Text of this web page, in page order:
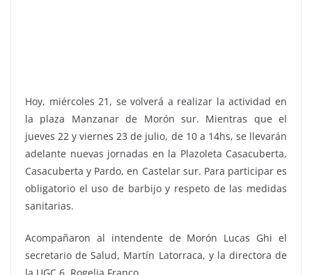
Hoy, miércoles 21, se volverá a realizar la actividad en
la plaza Manzanar de Morón sur. Mientras que el
jueves 22 y viernes 23 de julio, de 10 a 14hs, se llevarán
adelante nuevas jornadas en la Plazoleta Casacuberta,
Casacuberta y Pardo, en Castelar sur. Para participar es
obligatorio el uso de barbijo y respeto de las medidas
sanitarias.
Acompañaron al intendente de Morón Lucas Ghi el
secretario de Salud, Martín Latorraca, y la directora de